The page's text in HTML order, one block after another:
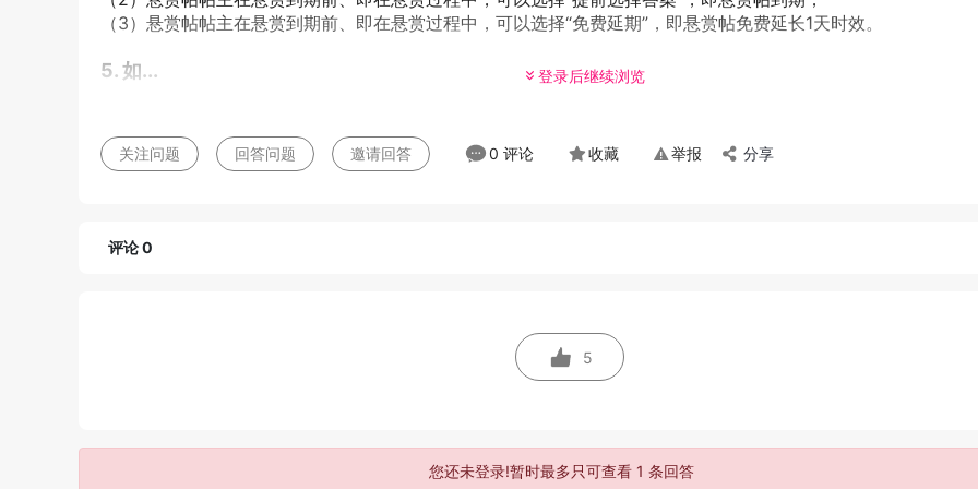
（3）悬赏帖帖主在悬赏到期前、即在悬赏过程中，可以选择“免费延期”，即悬赏帖免费延长1天时效。
5. 如... 登录后继续浏览
关注问题 回答问题 邀请回答 0 评论 收藏 举报 分享
评论 0
5
您还未登录!暂时最多只可查看 1 条回答